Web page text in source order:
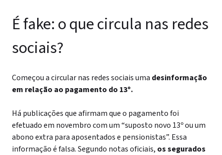
É fake: o que circula nas redes
sociais?
Começou a circular nas redes sociais uma desinformação
em relação ao pagamento do 13º.
Há publicações que afirmam que o pagamento foi
efetuado em novembro com um “suposto novo 13º ou um
abono extra para aposentados e pensionistas”. Essa
informação é falsa. Segundo notas oficiais, os segurados